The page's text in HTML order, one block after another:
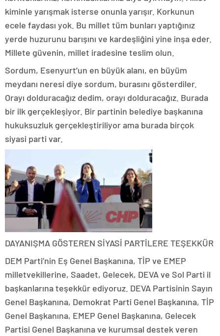
kiminle yarışmak isterse onunla yarışır. Korkunun
ecele faydası yok. Bu millet tüm bunları yaptığınız
yerde huzurunu barışını ve kardeşliğini yine inşa eder.
Millete güvenin, millet iradesine teslim olun.
Sordum, Esenyurt’un en büyük alanı, en büyüm
meydanı neresi diye sordum, burasını gösterdiler.
Orayı dolduracağız dedim, orayı dolduracağız. Burada
bir ilk gerçekleşiyor. Bir partinin belediye başkanına
hukuksuzluk gerçekleştiriliyor ama burada birçok
siyasi parti var.
DAYANIŞMA GÖSTEREN SİYASİ PARTİLERE TEŞEKKÜR
DEM Parti’nin Eş Genel Başkanına, TİP ve EMEP
milletvekillerine, Saadet, Gelecek, DEVA ve Sol Parti il
başkanlarına teşekkür ediyoruz. DEVA Partisinin Sayın
Genel Başkanına, Demokrat Parti Genel Başkanına, TİP
Genel Başkanına, EMEP Genel Başkanına, Gelecek
Partisi Genel Başkanına ve kurumsal destek veren